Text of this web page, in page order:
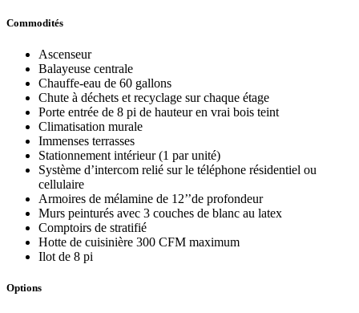
Commodités
Ascenseur
Balayeuse centrale
Chauffe-eau de 60 gallons
Chute à déchets et recyclage sur chaque étage
Porte entrée de 8 pi de hauteur en vrai bois teint
Climatisation murale
Immenses terrasses
Stationnement intérieur (1 par unité)
Système d’intercom relié sur le téléphone résidentiel ou
cellulaire
Armoires de mélamine de 12’’de profondeur
Murs peinturés avec 3 couches de blanc au latex
Comptoirs de stratifié
Hotte de cuisinière 300 CFM maximum
Ilot de 8 pi
Options